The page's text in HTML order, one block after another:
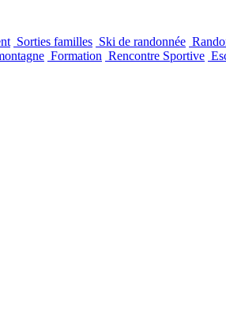
Sorties familles Ski de randonnée
Formation Rencontre Sportive